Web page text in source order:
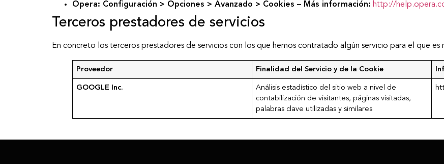
Opera: Configuración > Opciones > Avanzado > Cookies – Más información: http://
Terceros prestadores de servicios
En concreto los terceros prestadores de servicios con los que hemos contratado algún servicio para el que es
Proveedor Finalidad del Servicio y de la Cookie
GOOGLE Inc.
Análisis estadístico del sitio web a nivel de
contabilización de visitantes, páginas visitadas,
palabras clave utilizadas y similares